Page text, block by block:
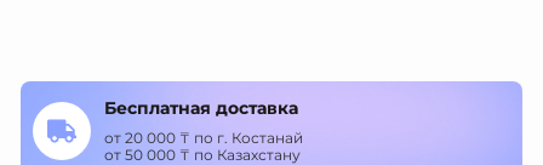
Бесплатная доставка
от 20 000 ₸ по г. Костанай
от 50 000 ₸ по Казахстану